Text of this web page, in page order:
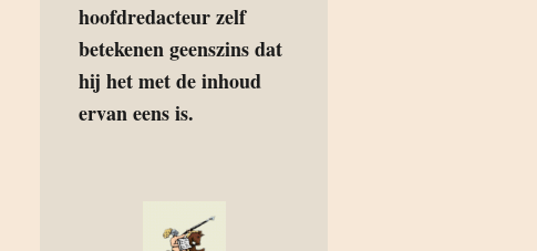
hoofdredacteur zelf
betekenen geenszins dat
hij het met de inhoud
ervan eens is.